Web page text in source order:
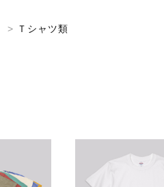
> Ｔシャツ類